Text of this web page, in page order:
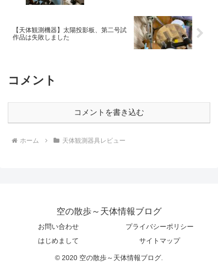
【天体観測機器】太陽投影板、第二号試
作品は失敗しました
コメント
コメントを書き込む
ホーム 天体観測器具レビュー
空の散歩～天体情報ブログ
お問い合わせ
プライバシーポリシー
はじめまして
サイトマップ
© 2020 空の散歩～天体情報ブログ.